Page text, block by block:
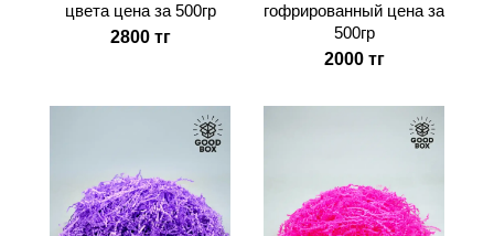
цвета цена за 500гр
2800 тг
гофрированный цена за
500гр
2000 тг